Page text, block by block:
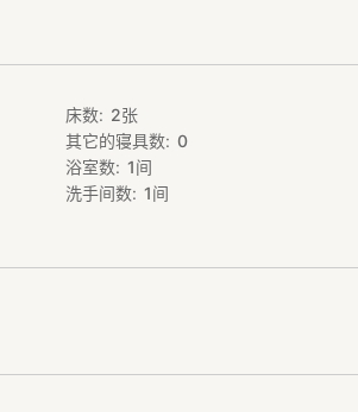
床数 2张
其它的寝具数
0
浴室数
1间
洗手间数
1间